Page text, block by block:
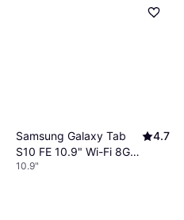
Samsung Galaxy Tab
S10 FE 10.9" Wi-Fi 8GB
128GB Grey
4.7
10.9"